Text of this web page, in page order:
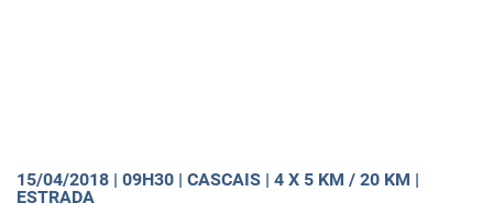
15/04/2018 | 09H30 | CASCAIS | 4 X 5 KM / 20 KM |
ESTRADA